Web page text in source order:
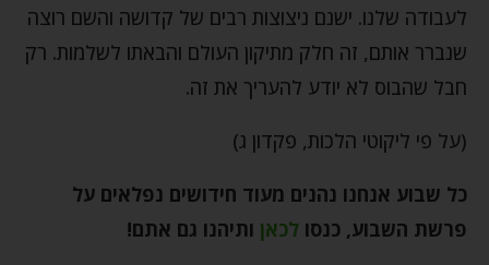
לעבודה שלנו. ישנם ניצוצות רבים של קדושה והשם רוצה
שנברר אותם, זה חלק מתיקון העולם והבאתו לשלמות. רק
חבל שהבוס לא יודע להעריך את זה.
(על פי ליקוטי הלכות, פקדון ג)
כל שבוע אנחנו נהנים מעוד חידושים נפלאים על
פרשת השבוע, כנסו לכאן ותיהנו גם אתם!